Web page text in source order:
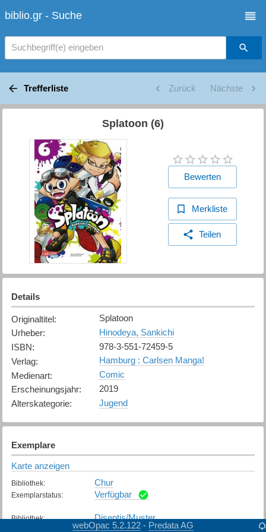
biblio.gr - Suche
Suchbegriff(e) eingeben
Trefferliste Zurück Nächste
Splatoon (6)
Bewerten
Merkliste
Teilen
Details
Originaltitel:
Splatoon
Urheber:
Hinodeya, Sankichi
ISBN:
978-3-551-72459-5
Verlag:
Hamburg : Carlsen Manga!
Medienart:
Comic
Erscheinungsjahr:
2019
Alterskategorie: Jugend
Exemplare
Karte anzeigen
Bibliothek: Chur
Exemplarstatus: Verfügbar
Bibliothek: Disentis/Muster
Nicht verfügbar
webOpac 5.2.122 - Predata AG